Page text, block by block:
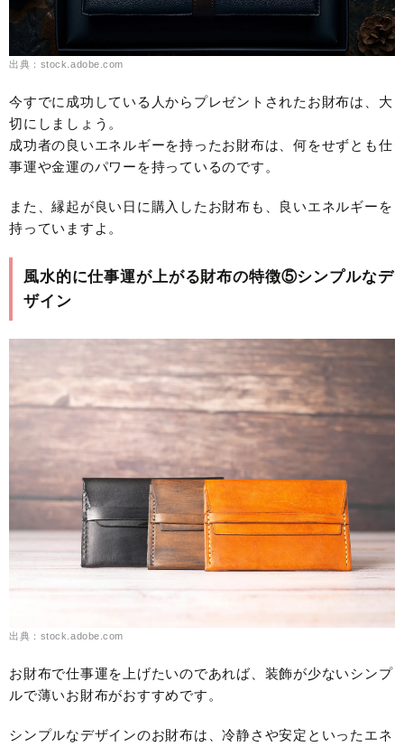
出典：stock.adobe.com
今すでに成功している人からプレゼントされたお財布は、大
切にしましょう。
成功者の良いエネルギーを持ったお財布は、何をせずとも仕
事運や金運のパワーを持っているのです。
また、縁起が良い日に購入したお財布も、良いエネルギーを
持っていますよ。
風水的に仕事運が上がる財布の特徴⑤シンプルなデ
ザイン
出典：stock.adobe.com
お財布で仕事運を上げたいのであれば、装飾が少ないシンプ
ルで薄いお財布がおすすめです。
シンプルなデザインのお財布は、冷静さや安定といったエネ